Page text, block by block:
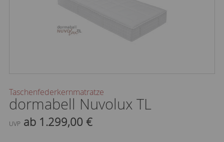
Taschenfederkernmatratze
dormabell Nuvolux TL
UVP ab 1.299,00 €